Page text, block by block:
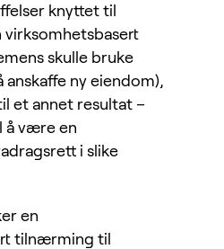
knyttet til
virksomhetsbasert
skulle bruke
anskaffe ny eiendom),
et annet resultat –
å være en
i slike
en
tilnærming til